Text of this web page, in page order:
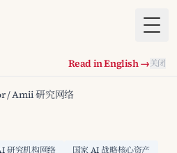
Read in English →关闭
/ Amii 研究网络
研究机构网络 国家 AI 战略核心资产